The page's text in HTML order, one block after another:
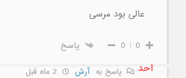
عالی بود مرسی
0
0 پاسخ
احد پاسخ بهآرش